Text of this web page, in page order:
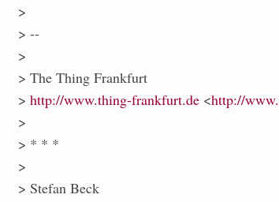
>
> --
>
> The Thing Frankfurt
> http://www.thing-frankfurt.de<http://
>
> * * *
>
> Stefan Beck